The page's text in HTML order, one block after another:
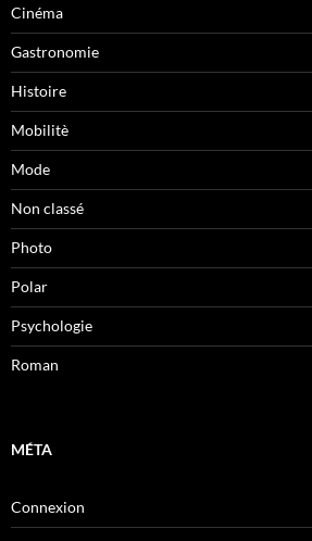
Cinéma
Gastronomie
Histoire
Mobilitè
Mode
Non classé
Photo
Polar
Psychologie
Roman
MÉTA
Connexion